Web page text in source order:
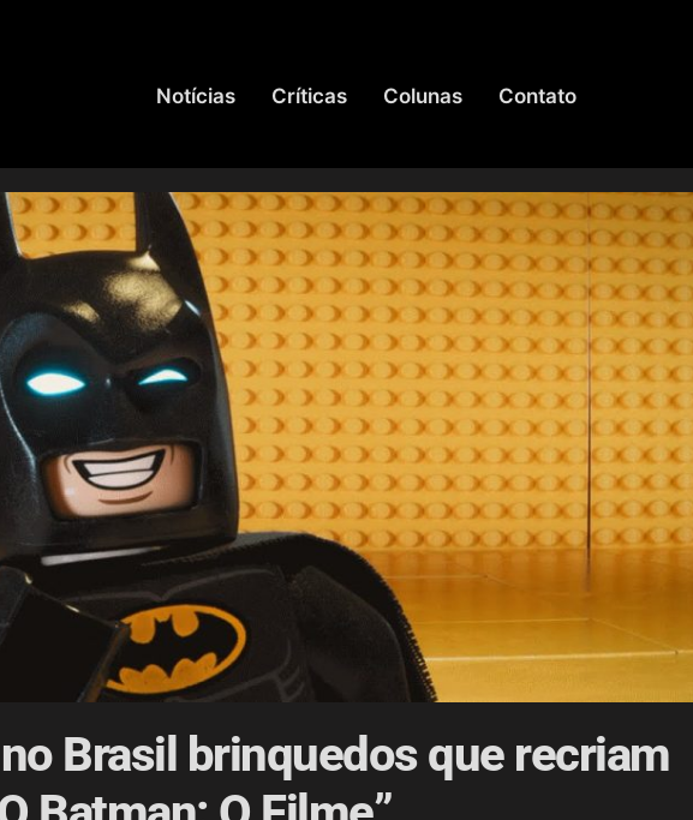
Notícias Críticas Colunas Contato
Brasil brinquedos que recriam